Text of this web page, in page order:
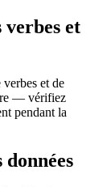
et
et de
— vérifiez
pendant la